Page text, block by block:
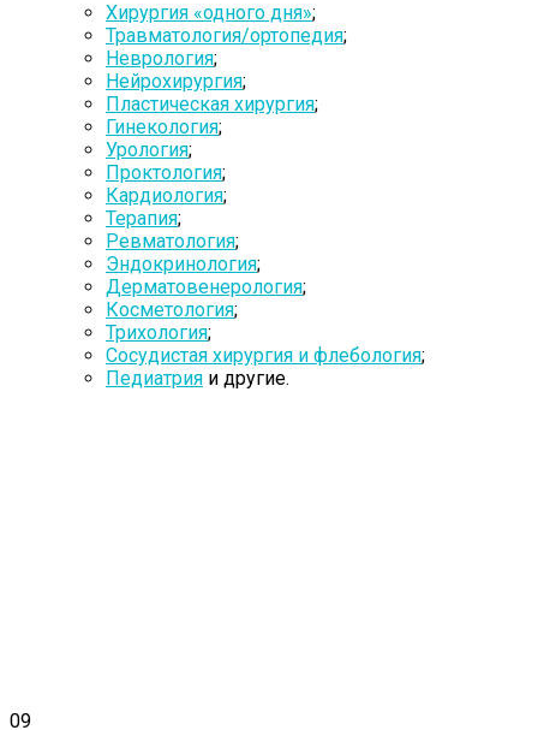
Хирургия «одного дня»;
Травматология/ортопедия;
Неврология;
Нейрохирургия;
Пластическая хирургия;
Гинекология;
Урология;
Проктология;
Кардиология;
Терапия;
Ревматология;
Эндокринология;
Дерматовенерология;
Косметология;
Трихология;
Сосудистая хирургия и флебология;
Педиатрия и другие.
09